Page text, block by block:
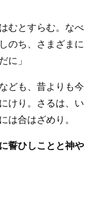
むとすらむ。なべ
のち、さまざまに
に」
ども、昔よりも今
けり。さるは、い
は合はざめり。
誓ひしことと神や